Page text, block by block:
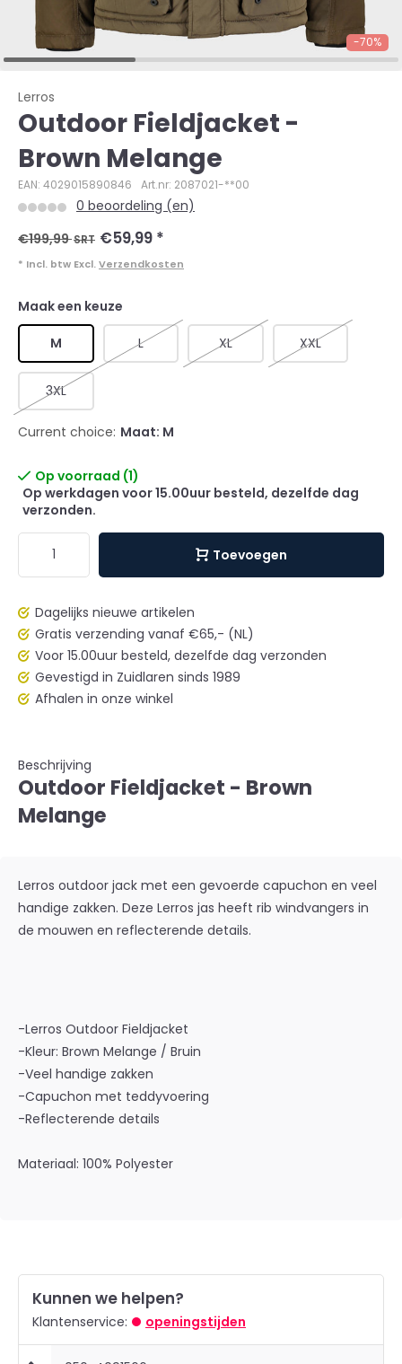
-70%
Lerros
Outdoor Fieldjacket -
Brown Melange
EAN: 4029015890846 Art.nr: 2087021-**00
0 beoordeling (en)
€199,99SRT €59,99 *
* Incl. btw Excl. Verzendkosten
Maak een keuze
M L XL XXL
3XL
Current choice: Maat: M
Op voorraad (1)
Op werkdagen voor 15.00uur besteld, dezelfde dag
verzonden.
Toevoegen
Dagelijks nieuwe artikelen
Gratis verzending vanaf €65,- (NL)
Voor 15.00uur besteld, dezelfde dag verzonden
Gevestigd in Zuidlaren sinds 1989
Afhalen in onze winkel
Beschrijving
Outdoor Fieldjacket - Brown
Melange
Lerros outdoor jack met een gevoerde capuchon en veel
handige zakken. Deze Lerros jas heeft rib windvangers in
de mouwen en reflecterende details.
-Lerros Outdoor Fieldjacket
-Kleur: Brown Melange / Bruin
-Veel handige zakken
-Capuchon met teddyvoering
-Reflecterende details
Materiaal: 100% Polyester
Kunnen we helpen?
Klantenservice: openingstijden